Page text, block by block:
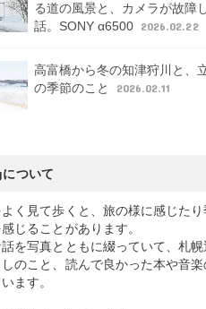
る道の風景と、カメラが故障
話。SONY α6500 2026.02.22
高富橋から冬の知津狩川と、
の季節のこと
2026.02.11
ついて
く見て歩くと、旅の様に感じたり
じることがあります。
を写真とともに綴っていて、札幌
のこと、読んで良かった本や音楽
ます。